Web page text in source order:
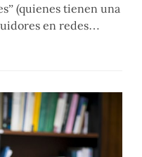
(quienes tienen una
en redes
por
Más allá
práctica, hay